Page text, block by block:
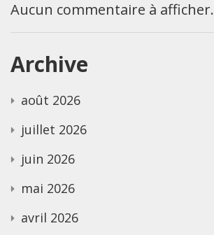
Aucun commentaire à afficher.
Archive
août 2026
juillet 2026
juin 2026
mai 2026
avril 2026